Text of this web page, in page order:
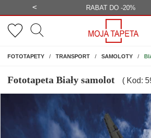
< BEZPŁATNA WIZUALIZACJA
FOTOTAPETYNA ŚCIANĘ
TRANSPORT SAMOLOTY
Fototapeta Biały samolot ( Kod: